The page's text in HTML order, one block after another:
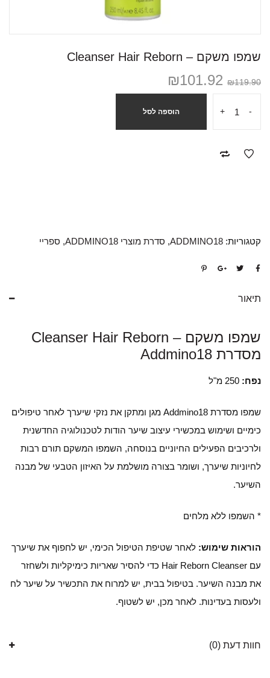
שמפו משקם – Cleanser Hair Reborn
₪119.90
₪101.92
-
+ הוספה לסל
קטגוריות: ADDMINO18
, סדרת מוצרי ADDMINO18 , ספריי
תיאור
שמפו משקם – Cleanser Hair Reborn
מסדרת Addmino18
נפח:
שמפו מסדרת Addmino18 מגן ומתקן את נזקי שיערך לאחר טיפולים
כימיים ושימוש במכשירי עיצוב שיער הודות לטכנולוגיה החדשנית
ולרכיבים הפעילים החיוניים בנוסחה, השמפו המשקם תורם רבות
לחיוניות שיערך, ושומר בצורה מושלמת על האיזון הטבעי של מבנה
השיער.
* השמפו ללא מלחים
הוראות שימוש: לאחר שטיפת הטיפול הכימי, יש לחפוף את שיערך
עם Hair Reborn Cleanser כדי להסיר שאריות כימיקליות ולשחזר
את מבנה השיער. בטיפול בבית, יש למרוח את התכשיר על שיער לח
ולעסות בעדינות. לאחר מכן, יש לשטוף.
חוות דעת (0)